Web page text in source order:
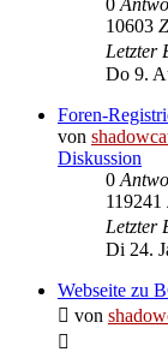
10603
Letzter
Do 9.
Foren-
von
Diskussion
0
119241
Letzter
Di 24.
Webseite zu
von